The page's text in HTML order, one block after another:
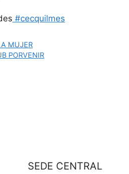
#cecquilmes
MUJER
PORVENIR
SEDE CENTRAL